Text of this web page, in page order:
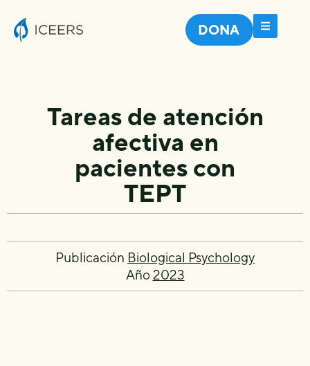
DONA
Tareas de atención
afectiva en
pacientes con
TEPT
Publicación Biological Psychology
Año 2023